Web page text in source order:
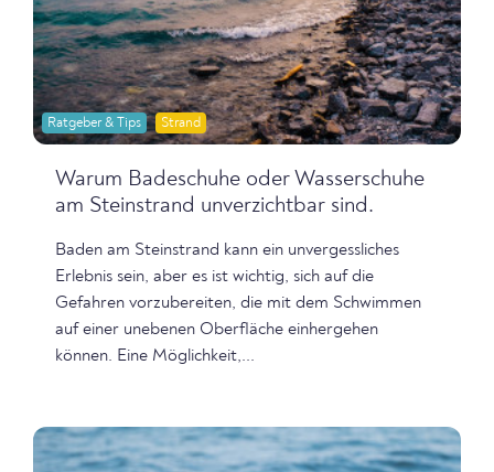
Ratgeber & Tips Strand
Warum Badeschuhe oder Wasserschuhe
am Steinstrand unverzichtbar sind.
Baden am Steinstrand kann ein unvergessliches
Erlebnis sein, aber es ist wichtig, sich auf die
Gefahren vorzubereiten, die mit dem Schwimmen
auf einer unebenen Oberfläche einhergehen
können. Eine Möglichkeit,...